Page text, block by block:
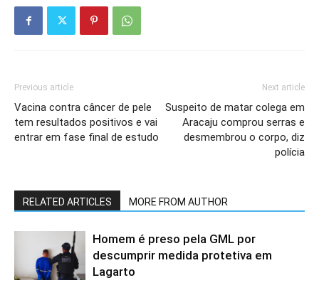
Previous article
Vacina contra câncer de pele
tem resultados positivos e vai
entrar em fase final de estudo
Next article
Suspeito de matar colega em
Aracaju comprou serras e
desmembrou o corpo, diz
polícia
RELATED ARTICLES MORE FROM AUTHOR
Homem é preso pela GML por
descumprir medida protetiva em
Lagarto